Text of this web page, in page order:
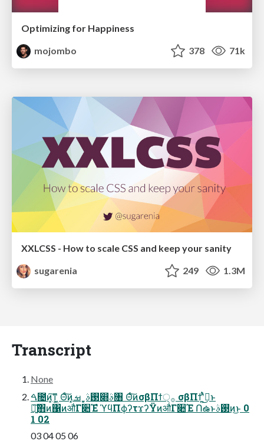
Optimizing for Happiness
mojombo
378 71k
XXLCSS - How to scale CSS and keep your sanity
sugarenia
249 1.3M
Transcript
None
ࠓ೔ͷ͓͠ͳ͕͖ Θͨ͠ͷ͓࢓ࣄˍ͓ࡒ෍ࣄ৘ Θͨ͠ͷσβΠϯ੍࡞ σβΠϯʹ͍ͭͯࢥ͏͜ͱ
৽͍͠΋ͷ΁ͷऔΓ૊Έํ ϓϥΠϕʔτϫʔΫͷऔΓ૊Έ Ոఉͱ࢓ࣄͷ͜ͱ 0
1 02
03 04 05 06